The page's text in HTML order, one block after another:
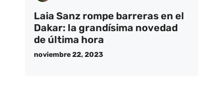
Laia Sanz rompe barreras en el
Dakar: la grandísima novedad
de última hora
noviembre 22, 2023